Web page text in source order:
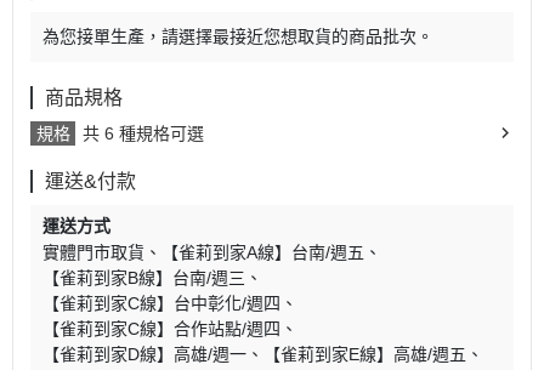
為您接單生產，請選擇最接近您想取貨的商品批次。
商品規格
規格 共 6 種規格可選
運送&付款
運送方式
實體門市取貨
【雀莉到家A線】台南/週五
【雀莉到家B線】台南/週三
【雀莉到家C線】台中彰化/週四
【雀莉到家C線】合作站點/週四
【雀莉到家D線】高雄/週一
【雀莉到家E線】高雄/週五